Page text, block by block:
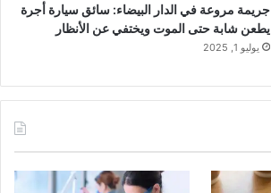
جريمة مروعة في الدار البيضاء: سائق سيارة أجرة
يطعن شابة حتى الموت ويختفي عن الأنظار
يوليو 1, 2025